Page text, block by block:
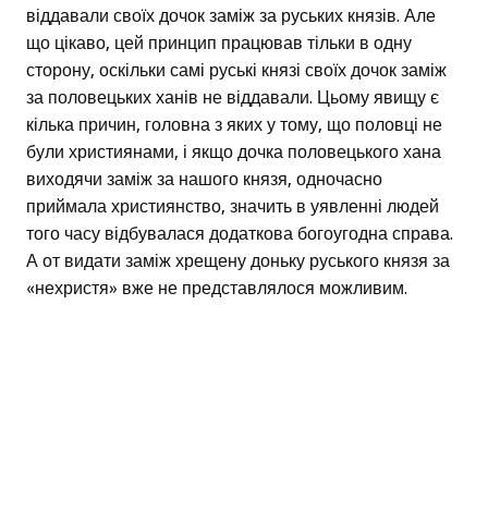
віддавали своїх дочок заміж за руських князів. Але
що цікаво, цей принцип працював тільки в одну
сторону, оскільки самі руські князі своїх дочок заміж
за половецьких ханів не віддавали. Цьому явищу є
кілька причин, головна з яких у тому, що половці не
були християнами, і якщо дочка половецького хана
виходячи заміж за нашого князя, одночасно
приймала християнство, значить в уявленні людей
того часу відбувалася додаткова богоугодна справа.
А от видати заміж хрещену доньку руського князя за
«нехристя» вже не представлялося можливим.